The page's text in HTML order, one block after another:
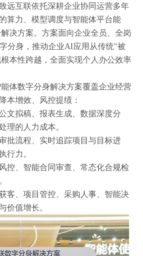
远互联依托深耕企业协同运营多年
算力、模型调度与智能体平台能
决方案。方案面向企业全员、全岗
分身，推动企业AI应用从传统“被
本性跨越，全面实现个人办公效率
体数字分身解决方案覆盖企业经营
本增效、风控提绩：
文拟稿、报表生成、数据深度分
理的人力成本。
批流程、实时追踪项目与目标进
行力。
控、智能合同审查、常态化合规检
客、项目管控、采购人事、智能决
价值增长。